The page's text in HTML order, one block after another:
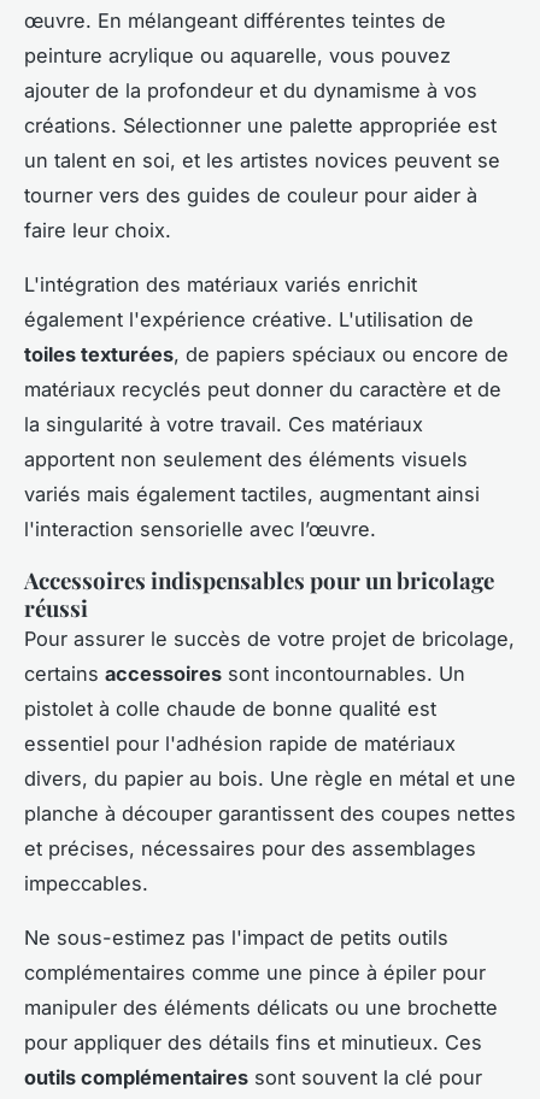
œuvre. En mélangeant différentes teintes de
peinture acrylique ou aquarelle, vous pouvez
ajouter de la profondeur et du dynamisme à vos
créations. Sélectionner une palette appropriée est
un talent en soi, et les artistes novices peuvent se
tourner vers des guides de couleur pour aider à
faire leur choix.
L'intégration des matériaux variés enrichit
également l'expérience créative. L'utilisation de
toiles texturées, de papiers spéciaux ou encore de
matériaux recyclés peut donner du caractère et de
la singularité à votre travail. Ces matériaux
apportent non seulement des éléments visuels
variés mais également tactiles, augmentant ainsi
l'interaction sensorielle avec l’œuvre.
Accessoires indispensables pour un bricolage
réussi
Pour assurer le succès de votre projet de bricolage,
certains accessoires sont incontournables. Un
pistolet à colle chaude de bonne qualité est
essentiel pour l'adhésion rapide de matériaux
divers, du papier au bois. Une règle en métal et une
planche à découper garantissent des coupes nettes
et précises, nécessaires pour des assemblages
impeccables.
Ne sous-estimez pas l'impact de petits outils
complémentaires comme une pince à épiler pour
manipuler des éléments délicats ou une brochette
pour appliquer des détails fins et minutieux. Ces
outils complémentaires sont souvent la clé pour